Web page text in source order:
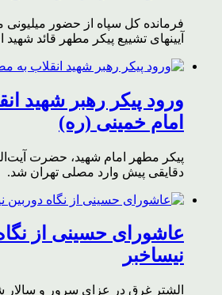
فرمانده کل سپاه از حضور میلیونی
آیینهای تشییع پیکر مطهر قائد
ورود پیکر رهبر شهید
امام خمینی (ره)
پیکر مطهر امام شهید،‌ حضرت
دقایقی پیش وارد مصلی تهران شد.
عاشورای حسینی از
نیساخبر
الشتر غرق در عزای سرور و سالار